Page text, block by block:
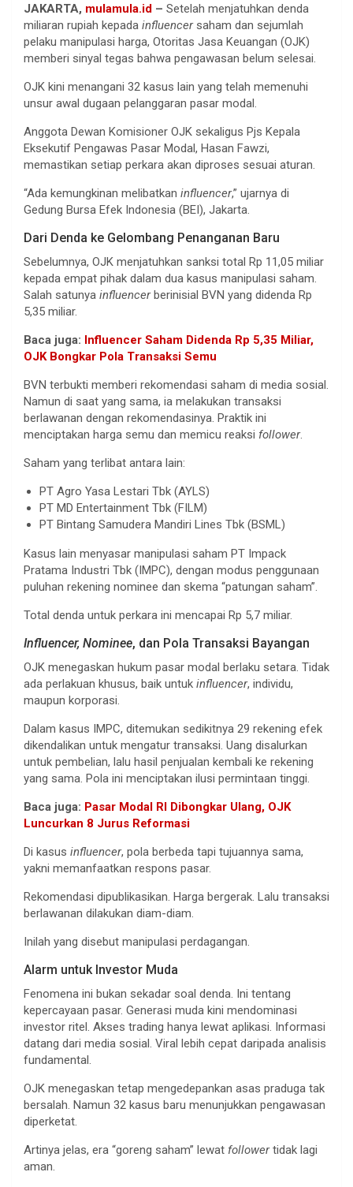
JAKARTA, mulamula.id – Setelah menjatuhkan denda
miliaran rupiah kepada influencersaham dan sejumlah
pelaku manipulasi harga, Otoritas Jasa Keuangan (OJK)
memberi sinyal tegas bahwa pengawasan belum selesai.
OJK kini menangani 32 kasus lain yang telah memenuhi
unsur awal dugaan pelanggaran pasar modal.
Anggota Dewan Komisioner OJK sekaligus Pjs Kepala
Eksekutif Pengawas Pasar Modal, Hasan Fawzi,
memastikan setiap perkara akan diproses sesuai aturan.
“Ada kemungkinan melibatkan influencer,” ujarnya di
Gedung Bursa Efek Indonesia (BEI), Jakarta.
Dari Denda ke Gelombang Penanganan Baru
Sebelumnya, OJK menjatuhkan sanksi total Rp 11,05 miliar
kepada empat pihak dalam dua kasus manipulasi saham.
Salah satunya influencerberinisial BVN yang didenda Rp
5,35 miliar.
Baca juga: Influencer Saham Didenda Rp 5,35 Miliar,
OJK Bongkar Pola Transaksi Semu
BVN terbukti memberi rekomendasi saham di media sosial.
Namun di saat yang sama, ia melakukan transaksi
berlawanan dengan rekomendasinya. Praktik ini
menciptakan harga semu dan memicu reaksi follower.
Saham yang terlibat antara lain:
PT Agro Yasa Lestari Tbk (AYLS)
PT MD Entertainment Tbk (FILM)
PT Bintang Samudera Mandiri Lines Tbk (BSML)
Kasus lain menyasar manipulasi saham PT Impack
Pratama Industri Tbk (IMPC), dengan modus penggunaan
puluhan rekening nominee dan skema “patungan saham”.
Total denda untuk perkara ini mencapai Rp 5,7 miliar.
Influencer, Nominee, dan Pola Transaksi Bayangan
OJK menegaskan hukum pasar modal berlaku setara. Tidak
ada perlakuan khusus, baik untuk influencer, individu,
maupun korporasi.
Dalam kasus IMPC, ditemukan sedikitnya 29 rekening efek
dikendalikan untuk mengatur transaksi. Uang disalurkan
untuk pembelian, lalu hasil penjualan kembali ke rekening
yang sama. Pola ini menciptakan ilusi permintaan tinggi.
Baca juga: Pasar Modal RI Dibongkar Ulang, OJK
Luncurkan 8 Jurus Reformasi
Di kasus influencer, pola berbeda tapi tujuannya sama,
yakni memanfaatkan respons pasar.
Rekomendasi dipublikasikan. Harga bergerak. Lalu transaksi
berlawanan dilakukan diam-diam.
Inilah yang disebut manipulasi perdagangan.
Alarm untuk Investor Muda
Fenomena ini bukan sekadar soal denda. Ini tentang
kepercayaan pasar. Generasi muda kini mendominasi
investor ritel. Akses trading hanya lewat aplikasi. Informasi
datang dari media sosial. Viral lebih cepat daripada analisis
fundamental.
OJK menegaskan tetap mengedepankan asas praduga tak
bersalah. Namun 32 kasus baru menunjukkan pengawasan
diperketat.
Artinya jelas, era “goreng saham” lewat followertidak lagi
aman.